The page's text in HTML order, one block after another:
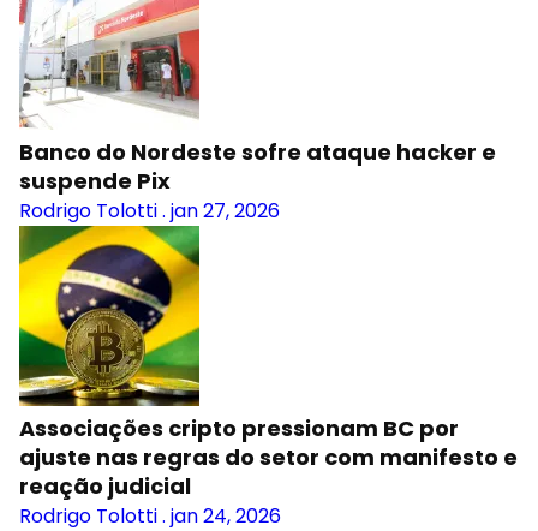
Banco do Nordeste sofre ataque hacker e
suspende Pix
Rodrigo Tolotti. jan 27, 2026
Associações cripto pressionam BC por
ajuste nas regras do setor com manifesto e
reação judicial
Rodrigo Tolotti. jan 24, 2026